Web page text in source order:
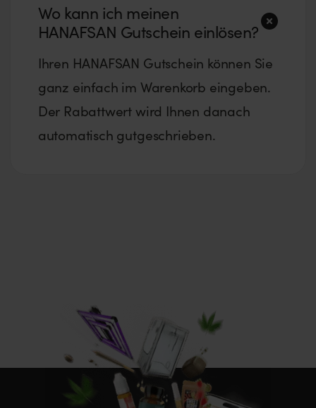
Wo kann ich meinen
HANAFSAN Gutschein einlösen?
Ihren HANAFSAN Gutschein können Sie
ganz einfach im Warenkorb eingeben.
Der Rabattwert wird Ihnen danach
automatisch gutgeschrieben.